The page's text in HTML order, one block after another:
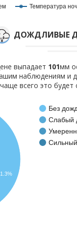
Температура
ДОЖДЛИВЫЕ
выпадает 101мм
наблюдениям и
всего это
Без
Слабый